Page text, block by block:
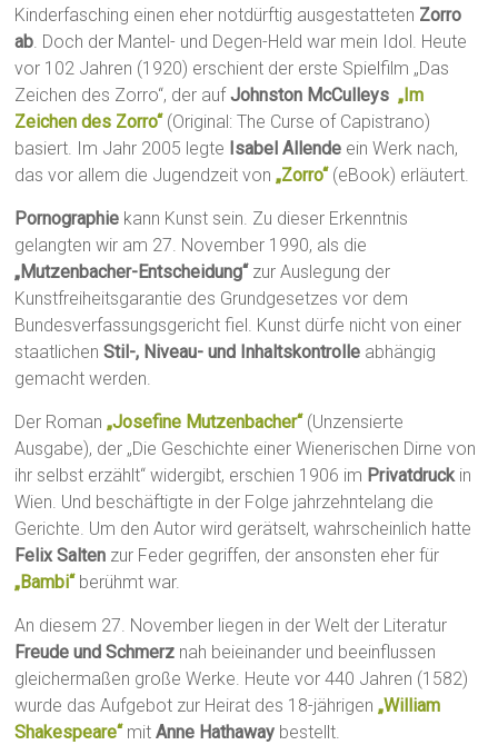
Kinderfasching einen eher notdürftig ausgestatteten Zorro
ab . Doch der Mantel- und Degen-Held war mein Idol. Heute
vor 102 Jahren (1920) erschient der erste Spielfilm „Das
Zeichen des Zorro“, der aufJohnston McCulleys „Im
Zeichen des Zorro“ (Original: The Curse of Capistrano)
basiert. Im Jahr 2005 legte Isabel Allende ein Werk nach,
das vor allem die Jugendzeit von„Zorro“(eBook) erläutert.
Pornographie kann Kunst sein. Zu dieser Erkenntnis
gelangten wir am 27. November 1990, als die
„Mutzenbacher-Entscheidung“zur Auslegung der
Kunstfreiheitsgarantie des Grundgesetzes vor dem
Bundesverfassungsgericht fiel. Kunst dürfe nicht von einer
staatlichenStil-, Niveau- und Inhaltskontrolle abhängig
gemacht werden.
Der Roman„Josefine Mutzenbacher“(Unzensierte
Ausgabe), der „Die Geschichte einer Wienerischen Dirne von
ihr selbst erzählt“ widergibt, erschien 1906 im Privatdruck in
Wien. Und beschäftigte in der Folge jahrzehntelang die
Gerichte. Um den Autor wird gerätselt, wahrscheinlich hatte
Felix Salten zur Feder gegriffen, der ansonsten eher für
„Bambi“berühmt war.
An diesem 27. November liegen in der Welt der Literatur
Freude und Schmerz nah beieinander und beeinflussen
gleichermaßen große Werke. Heute vor 440 Jahren (1582)
wurde das Aufgebot zur Heirat des 18-jährigen„William
Shakespeare“mitAnne Hathaway bestellt.